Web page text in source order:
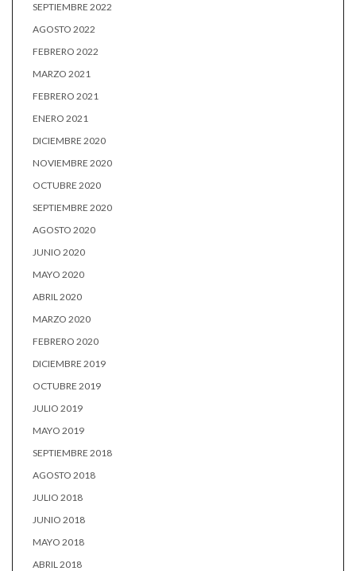
SEPTIEMBRE 2022
AGOSTO 2022
FEBRERO 2022
MARZO 2021
FEBRERO 2021
ENERO 2021
DICIEMBRE 2020
NOVIEMBRE 2020
OCTUBRE 2020
SEPTIEMBRE 2020
AGOSTO 2020
JUNIO 2020
MAYO 2020
ABRIL 2020
MARZO 2020
FEBRERO 2020
DICIEMBRE 2019
OCTUBRE 2019
JULIO 2019
MAYO 2019
SEPTIEMBRE 2018
AGOSTO 2018
JULIO 2018
JUNIO 2018
MAYO 2018
ABRIL 2018